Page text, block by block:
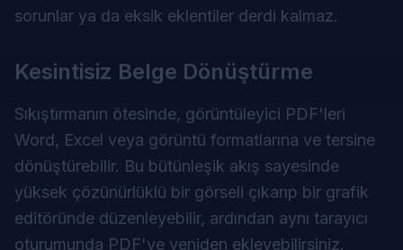
sorunlar ya da eksik eklentiler derdi kalmaz.
Kesintisiz Belge Dönüştürme
Sıkıştırmanın ötesinde, görüntüleyici PDF'leri
Word, Excel veya görüntü formatlarına ve tersine
dönüştürebilir. Bu bütünleşik akış sayesinde
yüksek çözünürlüklü bir görseli çıkarıp bir grafik
editöründe düzenleyebilir, ardından aynı tarayıcı
oturumunda PDF'ye yeniden ekleyebilirsiniz.